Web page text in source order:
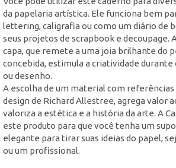
da papelaria artística. Ele funciona bem
lettering, caligrafia ou como um diário de
seus projetos de scrapbook e decoupage.
capa, que remete a uma joia brilhante do
concebida, estimula a criatividade durante
ou desenho.
A escolha de um material com
design de Richard Allestree, agrega valor
valoriza a estética e a história da arte. A
este produto para que você tenha um
elegante para tirar suas ideias do papel,
ou um profissional.